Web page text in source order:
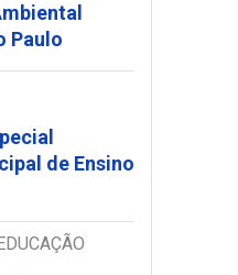
Paulo
de Ensino